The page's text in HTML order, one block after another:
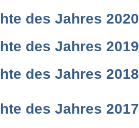
des Jahres 2020
des Jahres 2019
des Jahres 2018
des Jahres 2017